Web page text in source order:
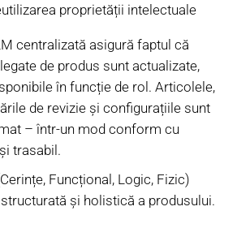
proprietății intelectuale
centralizată asigură faptul că
de produs sunt actualizate,
în funcție de rol. Articolele,
de revizie și configurațiile sunt
– într-un mod conform cu
trasabil.
Funcțional, Logic, Fizic)
și holistică a produsului.